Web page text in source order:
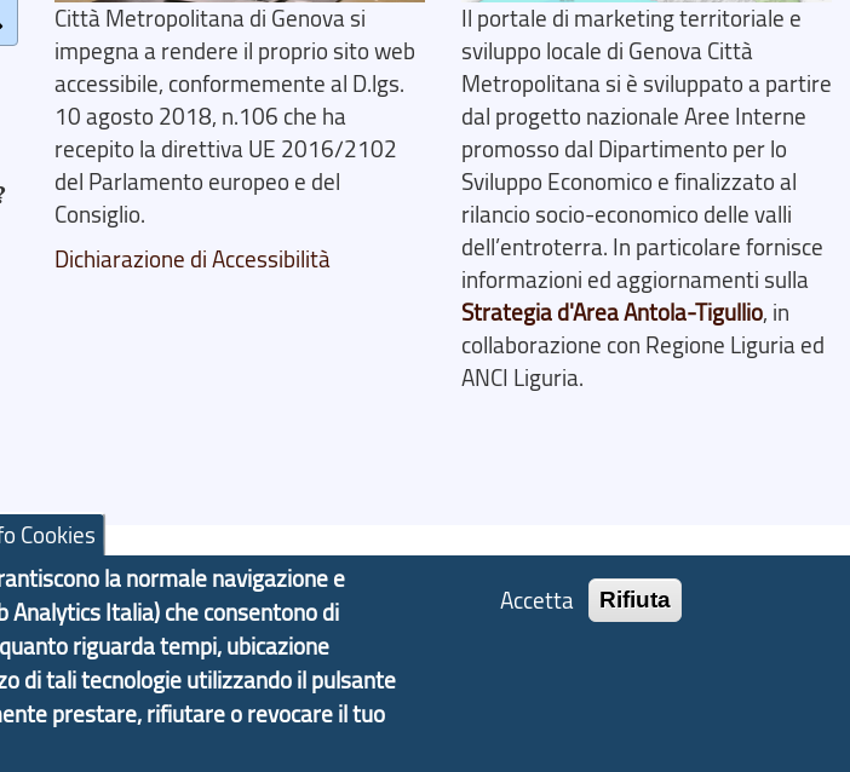
Città Metropolitana di Genova si
impegna a rendere il proprio sito web
accessibile, conformemente al D.lgs.
10 agosto 2018, n.106 che ha
recepito la direttiva UE 2016/2102
del Parlamento europeo e del
Consiglio.
Dichiarazione di Accessibilità
Il portale di marketing territoriale e
sviluppo locale di Genova Città
Metropolitana si è sviluppato a partire
dal progetto nazionale Aree Interne
promosso dal Dipartimento per lo
Sviluppo Economico e finalizzato al
rilancio socio-economico delle valli
dell’entroterra. In particolare fornisce
informazioni ed aggiornamenti sulla
Strategia d'Area Antola-Tigullio, in
collaborazione con Regione Liguria ed
ANCI Liguria.
Area Riservata
Cookies
la normale navigazione e
Italia) che consentono di
riguarda tempi, ubicazione
di tali tecnologie utilizzando il pulsante
prestare, rifiutare o revocare il tuo
Accetta Rifiuta